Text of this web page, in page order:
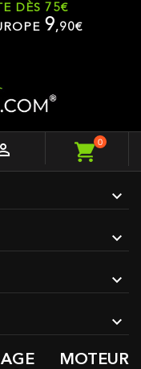
DÈS 75€
9,90€
0
MOTEUR